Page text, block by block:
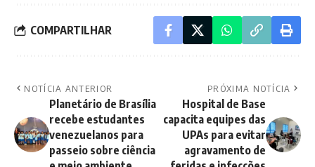
COMPARTILHAR
NOTÍCIA ANTERIOR
Planetário de Brasília
recebe estudantes
venezuelanos para
passeio sobre ciência
PRÓXIMA NOTÍCIA
Hospital de Base
capacita equipes das
UPAs para evitar
agravamento de